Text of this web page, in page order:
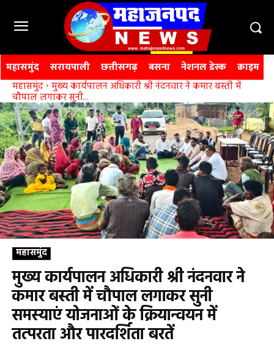
महासमुंद सरायपाली छत्तीसगढ़ बसना नेशनल डेस्क क्राइम
महासमुंद मुख्य कार्यपालन अधिकारी श्री नंदनवार ने कमार बस्ती में
चौपाल लगाकर सुनी...
महासमुंद
मुख्य कार्यपालन अधिकारी श्री नंदनवार ने
कमार बस्ती में चौपाल लगाकर सुनी
समस्याएं योजनाओं के क्रियान्वयन में
तत्परता और पारदर्शिता बरतें